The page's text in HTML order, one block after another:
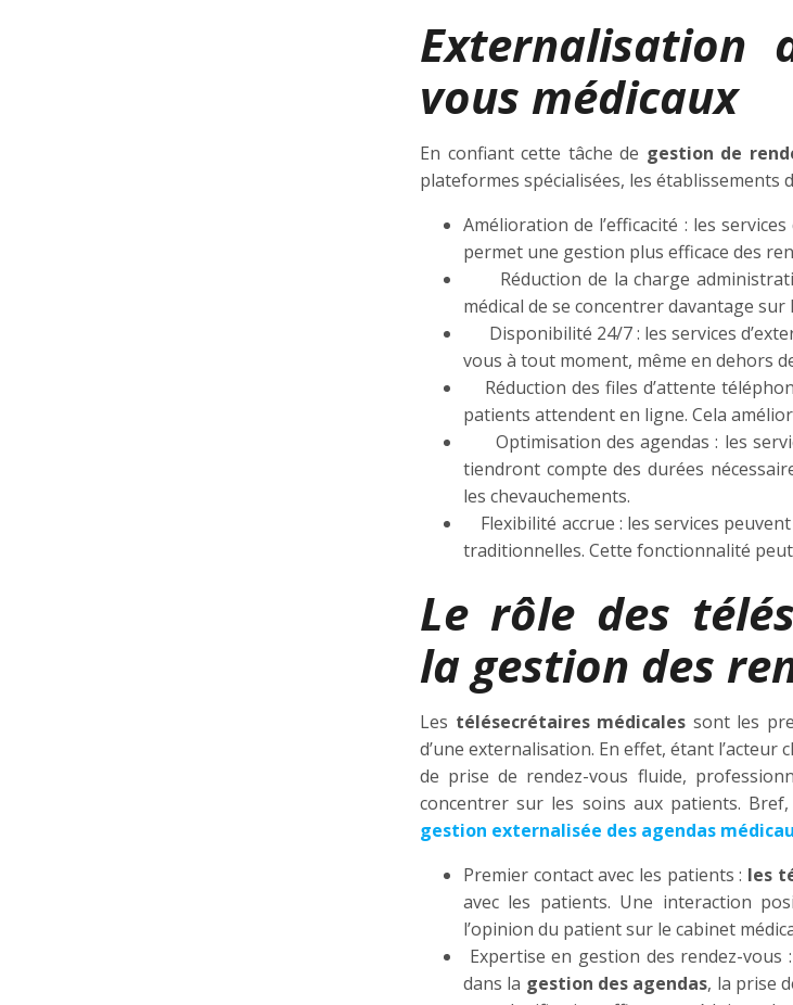
Externalisation
vous médicaux
En confiant cette tâche de gestion de
plateformes spécialisées, les établissements
Amélioration de l’efficacité : les
permet une gestion plus efficace des
Réduction de la charge
médical de se concentrer davantage
Disponibilité 24/7 : les services
vous à tout moment, même en dehors
Réduction des files d’attente
patients attendent en ligne. Cela
Optimisation des agendas : les
tiendront compte des durées
les chevauchements.
Flexibilité accrue : les services
traditionnelles. Cette fonctionnalité
Le rôle des
la gestion des
Les télésecrétaires médicales sont les
d’une externalisation. En effet, étant
de prise de rendez-vous fluide,
concentrer sur les soins aux patients.
gestion externalisée des agendas
Premier contact avec les patients : les
avec les patients. Une interaction
l’opinion du patient sur le cabinet
Expertise en gestion des rendez-
dans la gestion des agendas, la prise